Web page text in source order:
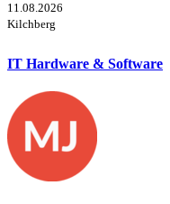
11.08.2026
Kilchberg
IT Hardware & Software